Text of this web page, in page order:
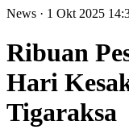
News · 1 Okt 2025
Ribuan
Hari
Tigaraksa